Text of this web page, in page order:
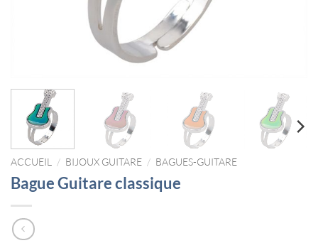
ACCUEIL / BIJOUX GUITARE / BAGUES-GUITARE
Bague Guitare classique